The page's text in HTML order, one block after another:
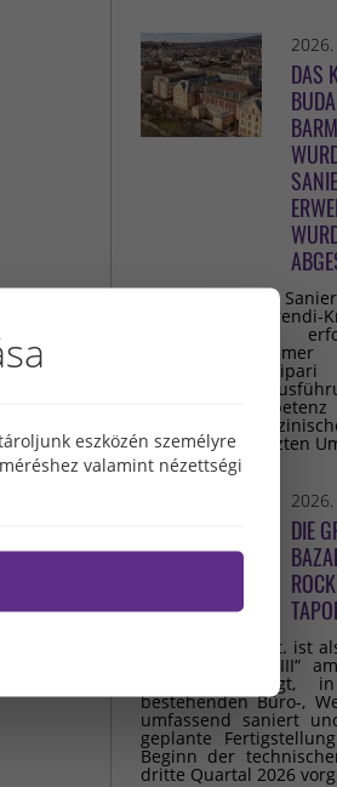
DAS
Die umfassende
Budai
Februar 2026
Grabarics
gesamten
fachlicher
modernen
denkmalgeschützten
DIE
Die Grabarics Kft. ist
Projekt „Bazalt III“
Tapolca beteiligt,
bestehenden Büro-,
umfassend saniert
geplante
Beginn der
dritte Quartal 2026
eszközén személyre
valamint nézettségi